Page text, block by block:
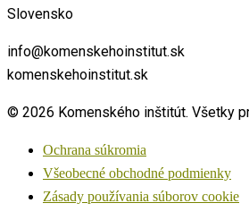
Slovensko
info@komenskehoinstitut.sk
komenskehoinstitut.sk
© 2026 Komenského inštitút. Všetky
Ochrana súkromia
Všeobecné obchodné podmienky
Zásady používania súborov cookie